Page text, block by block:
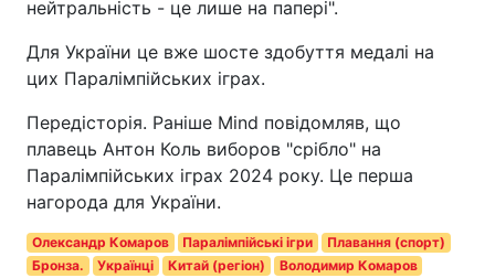
нейтральність - це лише на папері".
Для України це вже шосте здобуття медалі на
цих Паралімпійських іграх.
Передісторія. Раніше Mind повідомляв, що
плавець Антон Коль виборов "срібло" на
Паралімпійських іграх 2024 року. Це перша
нагорода для України.
Олександр Комаров Паралімпійські ігри
Плавання (спорт)
Бронза.
Українці Китай (регіон)
Володимир Комаров